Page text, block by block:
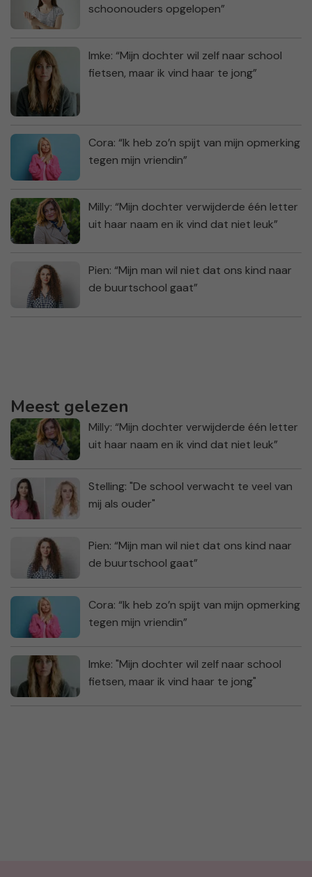
schoonouders opgelopen”
Imke: “Mijn dochter wil zelf naar school
fietsen, maar ik vind haar te jong”
Cora: “Ik heb zo’n spijt van mijn opmerking
tegen mijn vriendin”
Milly: “Mijn dochter verwijderde één letter
uit haar naam en ik vind dat niet leuk”
Pien: “Mijn man wil niet dat ons kind naar
de buurtschool gaat”
Meest gelezen
Milly: “Mijn dochter verwijderde één letter
uit haar naam en ik vind dat niet leuk”
Stelling: "De school verwacht te veel van
mij als ouder"
Pien: “Mijn man wil niet dat ons kind naar
de buurtschool gaat”
Cora: “Ik heb zo’n spijt van mijn opmerking
tegen mijn vriendin”
Imke: "Mijn dochter wil zelf naar school
fietsen, maar ik vind haar te jong"